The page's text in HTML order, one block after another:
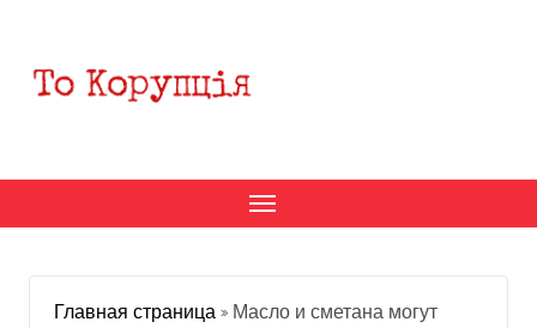
содержанию
Главная страница » Масло и сметана могут